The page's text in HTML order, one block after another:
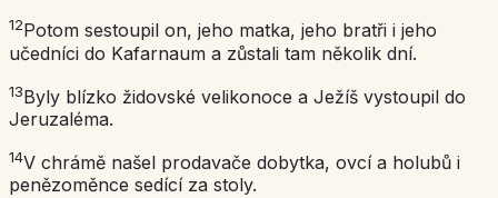
12Potom sestoupil on, jeho matka, jeho bratři i jeho
učedníci do Kafarnaum a zůstali tam několik dní.
13Byly blízko židovské velikonoce a Ježíš vystoupil do
Jeruzaléma.
14V chrámě našel prodavače dobytka, ovcí a holubů i
penězoměnce sedící za stoly.